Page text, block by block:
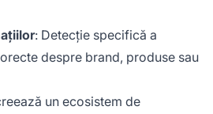
: Detecție specifică a
despre brand, produse sau
un ecosistem de